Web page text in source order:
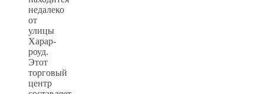
недалеко
от
улицы
Харар-
роуд.
Этот
торговый
центр